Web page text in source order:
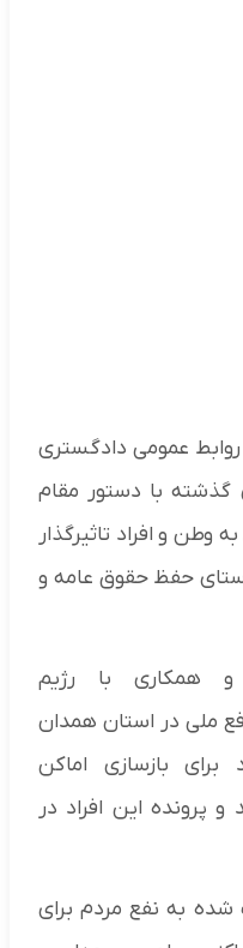
روابط عمومی دادگستری
با دستور مقام
خائنین به وطن و افراد تاثیرگذار
حفظ حقوق عامه و
همکاری با رژیم
ملی در استان همدان
بازسازی اماکن
این افراد در
شده به نفع مردم برای